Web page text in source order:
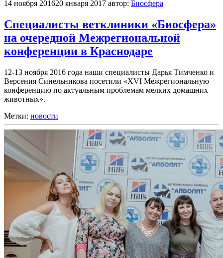
14 ноября 201620 января 2017 автор: Биосфера
Специалисты ветклиники «Биосфера»
на очередной Межрегиональной
конференции в Краснодаре
12-13 ноября 2016 года наши специалисты Дарья Тимченко и
Версения Синельникова посетили «XVI Межрегиональную
конференцию по актуальным проблемам мелких домашних
животных».
Метки: новости